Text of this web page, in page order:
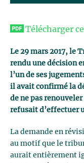
Télécharger
Le 29 mars 2017, le
rendu une décision
l’un de ses
il avait confirmé la
de ne pas
refusait d’effectuer
La demande en
au motif que le
aurait entièrement